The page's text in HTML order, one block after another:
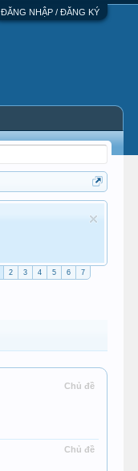
ĐĂNG NHẬP / ĐĂNG KÝ
2 3 4 5 6 7
Chủ đề
Chủ đề